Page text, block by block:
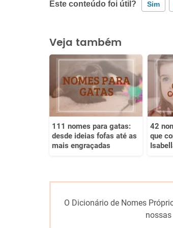
Este conteúdo foi útil? Sim
Este conteúdo contém
Este conteúdo não tem a
Outro
Veja também
111 nomes para gatas:
desde ideias fofas até as
mais engraçadas
42
que
O Dicionário de Nomes